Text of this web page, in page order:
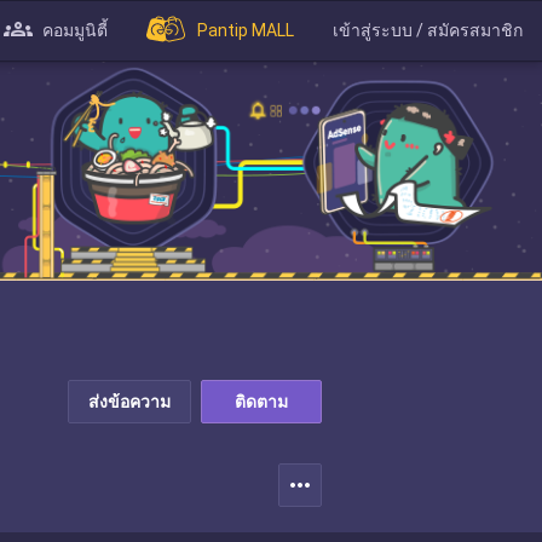
คอมมูนิตี้ Pantip MALL เข้าสู่ระบบ / สมัครสมาชิก
ส่งข้อความ ติดตาม
more_horiz